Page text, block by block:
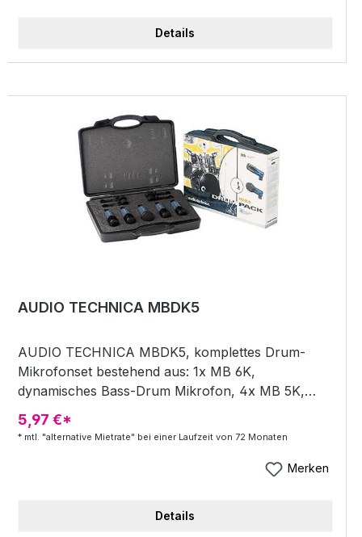
Details
AUDIO TECHNICA MBDK5
AUDIO TECHNICA MBDK5, komplettes Drum-
Mikrofonset bestehend aus: 1x MB 6K,
dynamisches Bass-Drum Mikrofon, 4x MB 5K,
dynamsiches Snare/Tom Mikrofon, Komplettset im
Kunststoffkoffer inkl Mikrofonklemmen -
MB 6K dynamisches Bass-Drum Mikrofon + 4x
Komplettset im Kunststoffkoffer + inkl
5,97 €*
* mtl. "alternative Mietrate" bei einer Laufzeit von 72 Monaten
Merken
Details